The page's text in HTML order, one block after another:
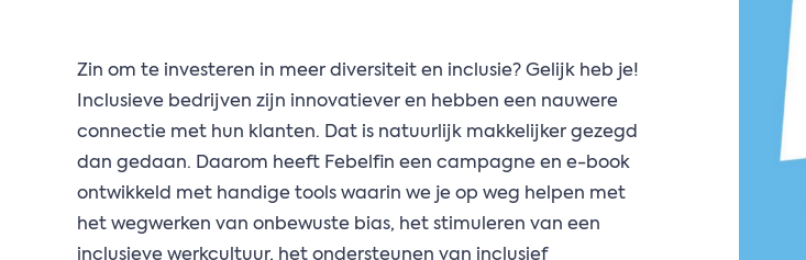
Zin om te investeren in meer diversiteit en inclusie? Gelijk heb je!
Inclusieve bedrijven zijn innovatiever en hebben een nauwere
connectie met hun klanten. Dat is natuurlijk makkelijker gezegd
dan gedaan. Daarom heeft Febelfin een campagne en e-book
ontwikkeld met handige tools waarin we je op weg helpen met
het wegwerken van onbewuste bias, het stimuleren van een
inclusieve werkcultuur, het ondersteunen van inclusief